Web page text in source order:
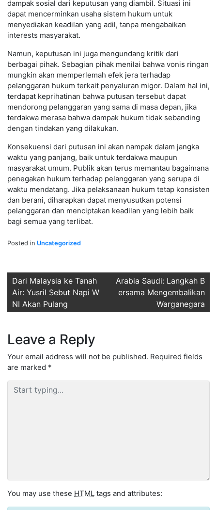
dampak sosial dari keputusan yang diambil. Situasi ini
dapat mencerminkan usaha sistem hukum untuk
menyediakan keadilan yang adil, tanpa mengabaikan
interests masyarakat.
Namun, keputusan ini juga mengundang kritik dari
berbagai pihak. Sebagian pihak menilai bahwa vonis ringan
mungkin akan memperlemah efek jera terhadap
pelanggaran hukum terkait penyaluran migor. Dalam hal ini,
terdapat keprihatinan bahwa putusan tersebut dapat
mendorong pelanggaran yang sama di masa depan, jika
terdakwa merasa bahwa dampak hukum tidak sebanding
dengan tindakan yang dilakukan.
Konsekuensi dari putusan ini akan nampak dalam jangka
waktu yang panjang, baik untuk terdakwa maupun
masyarakat umum. Publik akan terus memantau bagaimana
penegakan hukum terhadap pelanggaran yang serupa di
waktu mendatang. Jika pelaksanaan hukum tetap konsisten
dan berani, diharapkan dapat menyusutkan potensi
pelanggaran dan menciptakan keadilan yang lebih baik
bagi semua yang terlibat.
Posted in Uncategorized
Post
navigation
Dari Malaysia ke Tanah
Air: Yusril Sebut Napi W
NI Akan Pulang
Arabia Saudi: Langkah B
ersama Mengembalikan
Warganegara
Leave a Reply
Your email address will not be published. Required fields
are marked *
You may use these HTML tags and attributes: